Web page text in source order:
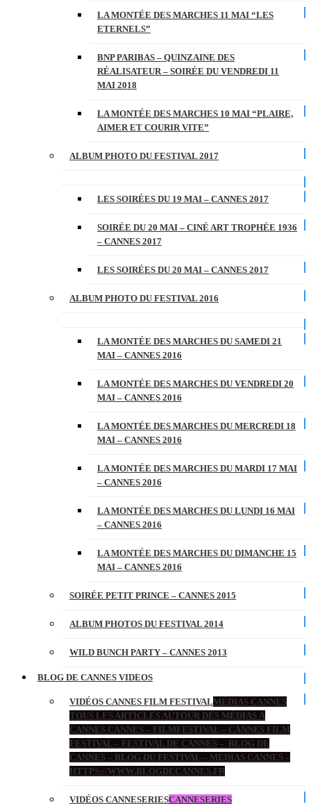
LA MONTÉE DES MARCHES 11 MAI “LES
ETERNELS”
BNP PARIBAS – QUINZAINE DES
RÉALISATEUR – SOIRÉE DU VENDREDI 11
MAI 2018
LA MONTÉE DES MARCHES 10 MAI “PLAIRE,
AIMER ET COURIR VITE”
ALBUM PHOTO DU FESTIVAL 2017
LES SOIRÉES DU 19 MAI – CANNES 2017
SOIRÉE DU 20 MAI – CINÉ ART TROPHÉE 1936
– CANNES 2017
LES SOIRÉES DU 20 MAI – CANNES 2017
ALBUM PHOTO DU FESTIVAL 2016
LA MONTÉE DES MARCHES DU SAMEDI 21
MAI – CANNES 2016
LA MONTÉE DES MARCHES DU VENDREDI 20
MAI – CANNES 2016
LA MONTÉE DES MARCHES DU MERCREDI 18
MAI – CANNES 2016
LA MONTÉE DES MARCHES DU MARDI 17 MAI
– CANNES 2016
LA MONTÉE DES MARCHES DU LUNDI 16 MAI
– CANNES 2016
LA MONTÉE DES MARCHES DU DIMANCHE 15
MAI – CANNES 2016
SOIRÉE PETIT PRINCE – CANNES 2015
ALBUM PHOTOS DU FESTIVAL 2014
WILD BUNCH PARTY – CANNES 2013
BLOG DE CANNES VIDEOS
VIDÉOS CANNES FILM FESTIVALMÉDIAS CANNES
TOUS LES ARTICLES AUTOUR DES MÉDIAS À
CANNES CANNES – FILMFESTIVAL – CANNES FILM
FESTIVAL – FESTIVAL DE CANNES – BLOG DE
CANNES – BLOG DU FESTIVAL – MEDIAS CANNES –
HTTPS://WWW.BLOGDECANNES.FR
VIDÉOS CANNESERIESCANNESERIES